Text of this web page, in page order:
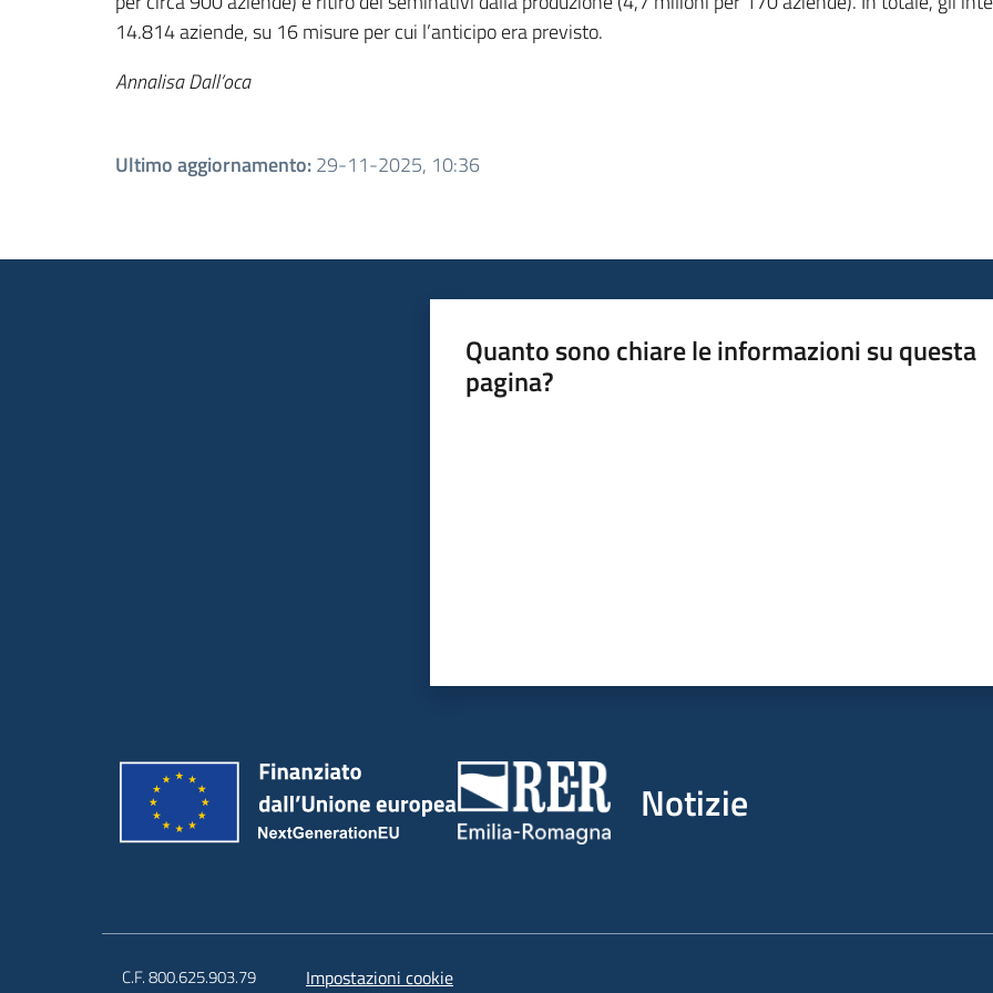
14.814 aziende, su 16 misure per cui l’anticipo era previsto.
Annalisa Dall’oca
Ultimo aggiornamento:29-11-2025, 10:36
Quanto sono chiare le informazioni su questa
pagina?
Notizie
C.F. 800.625.903.79 Impostazioni cookie